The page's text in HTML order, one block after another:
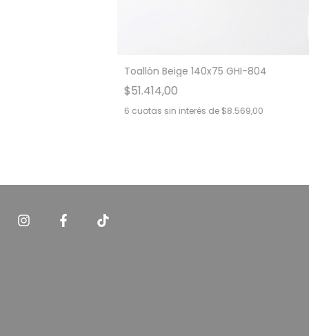
Toallón Beige 140x75 GHI-804
$51.414,00
6 cuotas sin interés de$8.569,00